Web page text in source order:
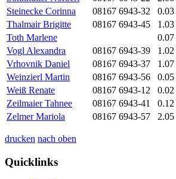
Steinecke Corinna
08167 6943-32 0.03
Thalmair Brigitte
08167 6943-45 1.03
Toth Marlene
0.07
Vogl Alexandra
08167 6943-39 1.02
Vrhovnik Daniel
08167 6943-37 1.07
Weinzierl Martin
08167 6943-56 0.05
Weiß Renate
08167 6943-12 0.02
Zeilmaier Tahnee
08167 6943-41 0.12
Zelmer Mariola
08167 6943-57 2.05
drucken nach oben
Quicklinks